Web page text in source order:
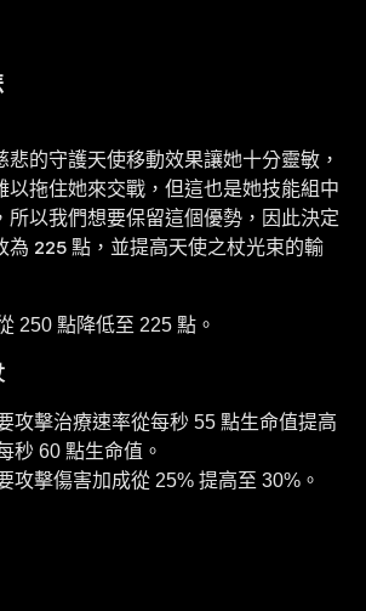
悲的守護天使移動效果讓她十分靈敏，
以拖住她來交戰，但這也是她技能組中
所以我們想要保留這個優勢，因此決定
為 225 點，並提高天使之杖光束的輸
250 點降低至 225 點。
攻擊治療速率從每秒 55 點生命值提高
秒 60 點生命值。
攻擊傷害加成從 25% 提高至 30%。